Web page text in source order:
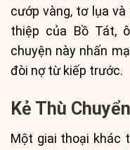
cướp vàng, tơ lụa
thiệp của Bồ Tát,
chuyện này nhấn
đòi nợ từ kiếp trước.
Kẻ Thù
Một giai thoại khác